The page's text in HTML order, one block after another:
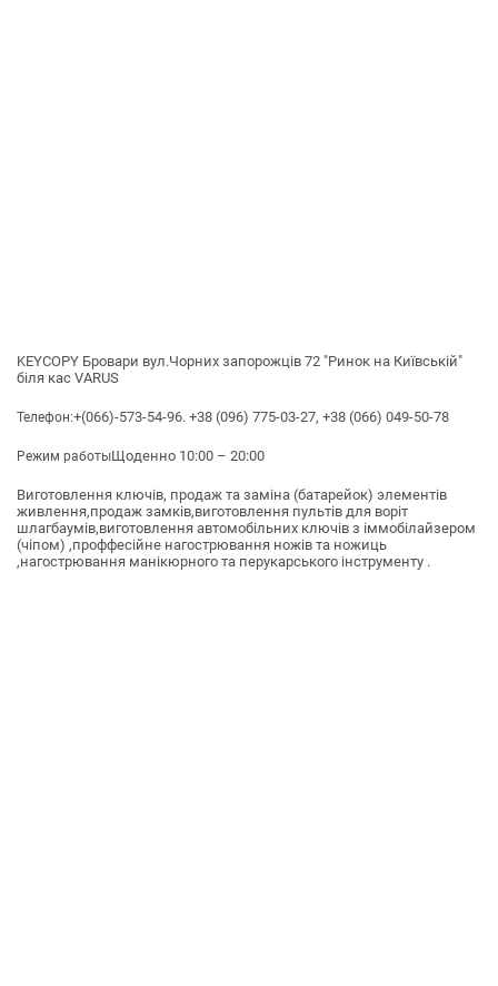
KEYCOPY Бровари вул.Чорних запорожців 72 "Ринок на Київській"
біля кас VARUS
Телефон:+(066)-573-54-96. +38 (096) 775-03-27, +38 (066) 049-50-78
Режим работыЩоденно 10:00 – 20:00
Виготовлення ключів, продаж та заміна (батарейок) элементів
живлення,продаж замків,виготовлення пультів для воріт
шлагбаумів,виготовлення автомобільних ключів з іммобілайзером
(чіпом) ,проффесійне нагострювання ножів та ножиць
,нагострювання манікюрного та перукарського інструменту .